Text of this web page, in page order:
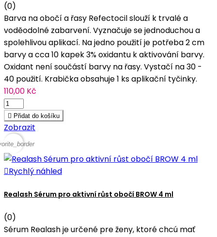
(0)
Barva na obočí a řasy Refectocil slouží k trvalé a
voděodolné zabarvení. Vyznačuje se jednoduchou a
spolehlivou aplikací. Na jedno použití je potřeba 2 cm
barvy a cca 10 kapek 3% oxidantu k aktivování barvy.
Oxidant není součástí barvy na řasy. Vystačí na 30 -
40 použití. Krabička obsahuje 1 ks aplikační tyčinky.
110,00 Kč
 Přidat do košíku
Zobrazit
Rychlý náhled
Realash Sérum pro aktivní růst obočí BROW 4 ml
(0)
Sérum Realash je určené pre ženy, ktoré chcú mať